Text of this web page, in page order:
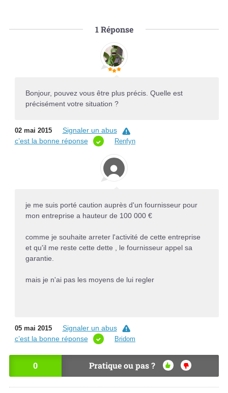
1Réponse
Bonjour, pouvez vous être plus précis. Quelle est
précisément votre situation ?
02 mai 2015
Signaler un abus
c’est la bonne réponse
Renfyn
je me suis porté caution auprès d'un fournisseur pour
mon entreprise a hauteur de 100 000 €
comme je souhaite arreter l'activité de cette entreprise
et qu'il me reste cette dette , le fournisseur appel sa
garantie.
mais je n'ai pas les moyens de lui regler
05 mai 2015
Signaler un abus
c’est la bonne réponse
Bridom
0 Pratique ou pas ?
OU
I
NO